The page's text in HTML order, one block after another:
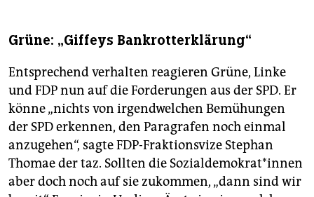
Grüne: „Giffeys Bankrotterklärung“
Entsprechend verhalten reagieren Grüne, Linke
und FDP nun auf die Forderungen aus der SPD. Er
könne „nichts von irgendwelchen Bemühungen
der SPD erkennen, den Paragrafen noch einmal
anzugehen“, sagte FDP-Fraktionsvize Stephan
Thomae der taz. Sollten die Sozialdemokrat*innen
aber doch noch auf sie zukommen, „dann sind wir